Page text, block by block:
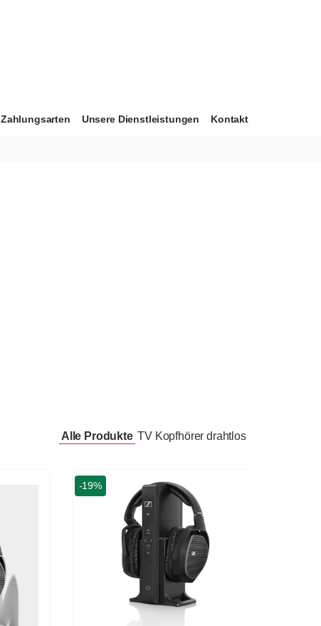
Zahlungsarten Unsere Dienstleistungen Kontakt
Alle Produkte TV Kopfhörer drahtlos
-19%